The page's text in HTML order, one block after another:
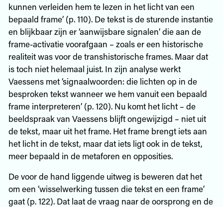
kunnen verleiden hem te lezen in het licht van een
bepaald frame’ (p. 110). De tekst is de sturende instantie
en blijkbaar zijn er ‘aanwijsbare signalen’ die aan de
frame-activatie voorafgaan – zoals er een historische
realiteit was voor de transhistorische frames. Maar dat
is toch niet helemaal juist. In zijn analyse werkt
Vaessens met ‘signaalwoorden: die lichten op in de
besproken tekst wanneer we hem vanuit een bepaald
frame interpreteren’ (p. 120). Nu komt het licht – de
beeldspraak van Vaessens blijft ongewijzigd – niet uit
de tekst, maar uit het frame. Het frame brengt iets aan
het licht in de tekst, maar dat iets ligt ook in de tekst,
meer bepaald in de metaforen en opposities.
De voor de hand liggende uitweg is beweren dat het
om een ‘wisselwerking tussen die tekst en een frame’
gaat (p. 122). Dat laat de vraag naar de oorsprong en de